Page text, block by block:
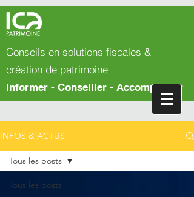
Conseils en solutions fiscales &
création de patrimoine
Informer - Conseiller - Accompagner
INFOS & ACTUS
Tous les posts
Tous les posts